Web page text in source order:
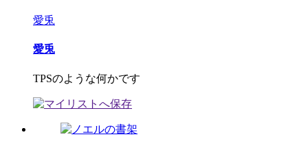
愛兎
愛兎
TPSのような何かです